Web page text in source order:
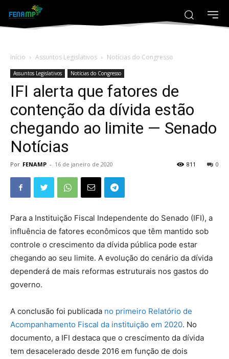
Início Assuntos Legislativos Notícias do Congresso
Assuntos Legislativos Notícias do Congresso
IFI alerta que fatores de
contenção da dívida estão
chegando ao limite — Senado
Notícias
Por FENAMP - 16 de janeiro de 2020 0
811
Para a Instituição Fiscal Independente do Senado (IFI), a
influência de fatores econômicos que têm mantido sob
controle o crescimento da dívida pública pode estar
chegando ao seu limite. A evolução do cenário da dívida
dependerá de mais reformas estruturais nos gastos do
governo.
A conclusão foi publicada no primeiro Relatório de
Acompanhamento Fiscal da instituição em 2020. No
documento, a IFI destaca que o crescimento da dívida
tem desacelerado desde 2016 em função de dois